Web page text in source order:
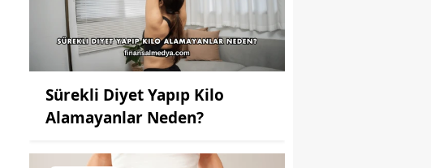
Sürekli Diyet Yapıp Kilo
Alamayanlar Neden?